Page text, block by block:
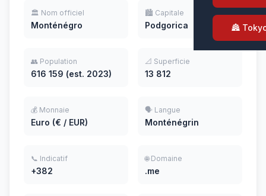
🏯
🏛️ Nom officiel
Monténégro
🏙️ Capitale
Podgorica
👥 Population
616 159 (est. 2023)
📐 Superficie
13 812
💰 Monnaie
Euro (€ / EUR)
🗣️ Langue
Monténégrin
📞 Indicatif
+382
🌐 Domaine
.me